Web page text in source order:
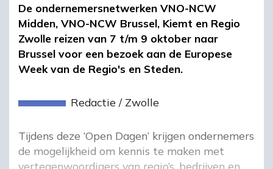
De ondernemersnetwerken VNO-NCW
Midden, VNO-NCW Brussel, Kiemt en Regio
Zwolle reizen van 7 t/m 9 oktober naar
Brussel voor een bezoek aan de Europese
Week van de Regio's en Steden.
Redactie / Zwolle
Tijdens deze ‘Open Dagen’ krijgen ondernemers
de mogelijkheid om kennis te maken met
vertegenwoordigers van regio’s, bedrijven en